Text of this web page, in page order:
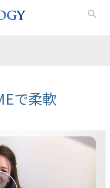
で柔軟